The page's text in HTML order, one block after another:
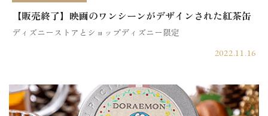
【販売終了】映画のワンシーンがデザインされた紅茶缶
ディズニーストアとショップディズニー限定
2022.11.16